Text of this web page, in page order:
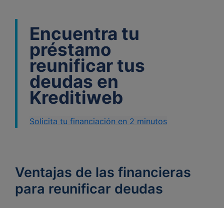
Encuentra tu
préstamo
reunificar tus
deudas en
Kreditiweb
Solicita tu financiación en 2 minutos
Ventajas de las financieras
para reunificar deudas